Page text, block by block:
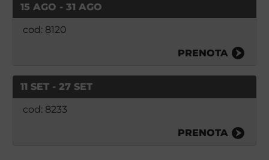
15 AGO - 31 AGO
cod: 8120
PRENOTA
11 SET - 27 SET
cod: 8233
PRENOTA